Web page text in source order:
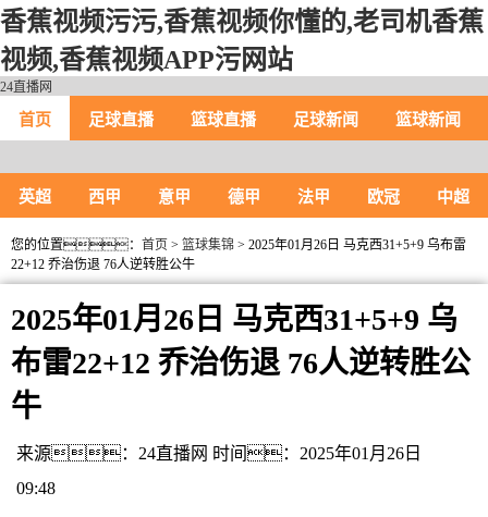
香蕉视频污污,香蕉视频你懂的,老司机香蕉
视频,香蕉视频APP污网站
24直播网
首页 足球直播 篮球直播 足球新闻 篮球新闻
英超 西甲 意甲 德甲 法甲 欧冠 中超
您的位置： 首页 > 篮球集锦 > 2025年01月26日 马克西31+5+9 乌布雷
22+12 乔治伤退 76人逆转胜公牛
2025年01月26日 马克西31+5+9 乌
布雷22+12 乔治伤退 76人逆转胜公
牛
来源：24直播网 时间：2025年01月26日
09:48